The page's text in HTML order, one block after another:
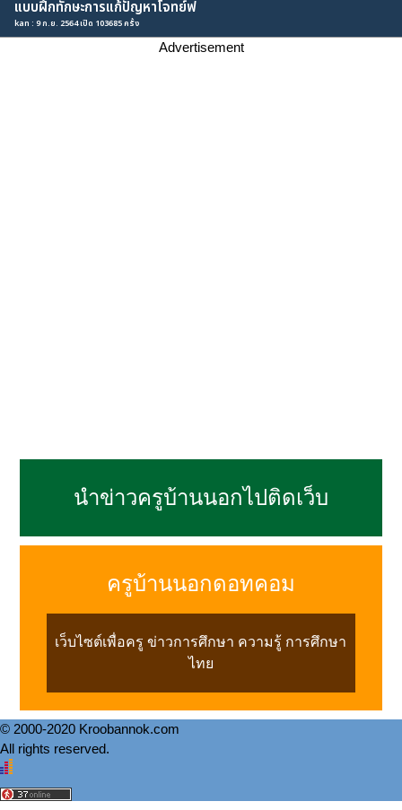
แบบฝึกทักษะการแก้ปัญหาโจทย์ฟ
kan : 9 ก.ย. 2564 เปิด 103685 ครั้ง
Advertisement
นำข่าวครูบ้านนอกไปติดเว็บ
ครูบ้านนอกดอทคอม
เว็บไซต์เพื่อครู ข่าวการศึกษา ความรู้ การศึกษา
ไทย
© 2000-2020 Kroobannok.com
All rights reserved.